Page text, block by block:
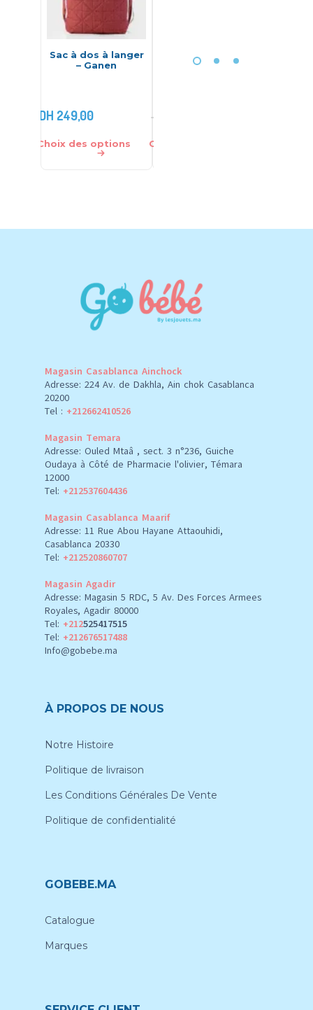
Sac à dos à langer
– Ganen
DH 249,00
Choix des options
Poussette valise
réversible – Burbay
Choix des options
Magasin Casablanca Ainchock
Adresse: 224 Av. de Dakhla, Ain chok Casablanca
20200
Tel : +212662410526
Magasin Temara
Adresse: Ouled Mtaâ , sect. 3 n°236, Guiche
Oudaya à Côté de Pharmacie l'olivier, Témara
12000
Tel: +212537604436
Magasin Casablanca Maarif
Adresse: 11 Rue Abou Hayane Attaouhidi,
Casablanca 20330
Tel: +212520860707
Magasin Agadir
Adresse: Magasin 5 RDC, 5 Av. Des Forces Armees
Royales, Agadir 80000
Tel: +212525417515
Tel: +212676517488
Info@gobebe.ma
À PROPOS DE NOUS
Notre Histoire
Politique de livraison
Les Conditions Générales De Vente
Politique de confidentialité
GOBEBE.MA
Catalogue
Marques